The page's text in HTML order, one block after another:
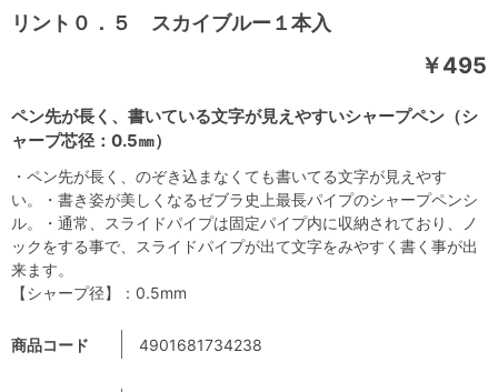
リント０．５ スカイブルー１本入
ペン先が長く、書いている文字が見えやすいシャープペン（シ
ャープ芯径：0.5㎜）
￥495
商品コード 4901681734238
・ペン先が長く、のぞき込まなくても書いてる文字が見えやす
い。・書き姿が美しくなるゼブラ史上最長パイプのシャープペンシ
ル。・通常、スライドパイプは固定パイプ内に収納されており、ノ
ックをする事で、スライドパイプが出て文字をみやすく書く事が出
来ます。
【シャープ径】：0.5mm